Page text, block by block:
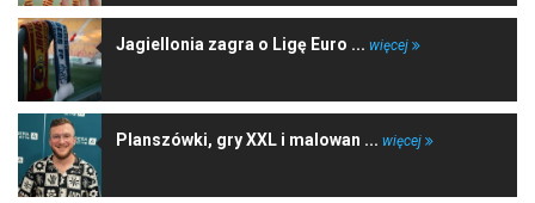
Jagiellonia zagra o Ligę Euro ... więcej
Planszówki, gry XXL i malowan ... więcej